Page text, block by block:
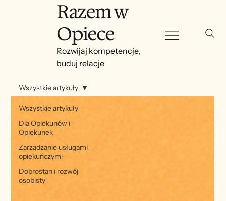
Razem w
Opiece
Rozwijaj kompetencje,
buduj relacje
Wszystkie artykuły
Dla Opiekunów i
Opiekunek
Zarządzanie usługami
opiekuńczymi
Dobrostan i rozwój
osobisty
Wszystkie artykuły